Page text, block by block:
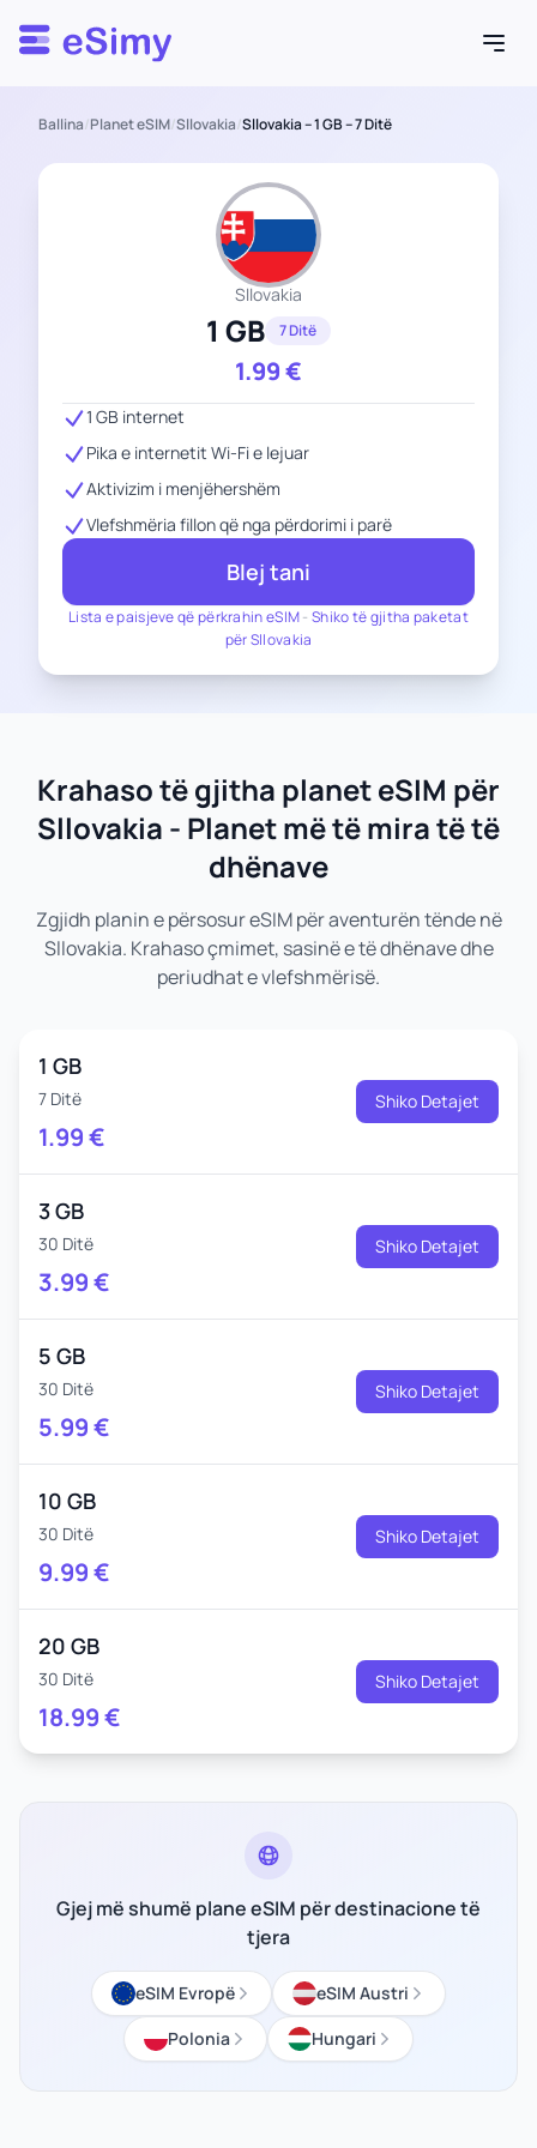
Esimy
Ballina/Planet eSIM/Sllovakia/Sllovakia – 1 GB – 7 Ditë
Sllovakia
1 GB 7 Ditë
1.99€
Lista e paisjeve që përkrahin eSIM-Shiko të gjitha paketat
për Sllovakia
1 GB internet
Pika e internetit Wi-Fi e lejuar
Aktivizim i menjëhershëm
Vlefshmëria fillon që nga përdorimi i parë
Blej tani
Krahaso të gjitha planet eSIM për
Sllovakia - Planet më të mira të të
dhënave
Zgjidh planin e përsosur eSIM për aventurën tënde në
Sllovakia. Krahaso çmimet, sasinë e të dhënave dhe
periudhat e vlefshmërisë.
1 GB
7 Ditë
1.99€
Shiko Detajet
3 GB
30 Ditë
3.99€
Shiko Detajet
5 GB
30 Ditë
5.99€
Shiko Detajet
10 GB
30 Ditë
9.99€
Shiko Detajet
20 GB
30 Ditë
18.99€
Shiko Detajet
Gjej më shumë plane eSIM për destinacione të
tjera
eSIM Evropë
eSIM Austri
Polonia
Hungari